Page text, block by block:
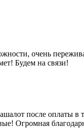
очень
Будем на связи!
после оплаты в
Огромная